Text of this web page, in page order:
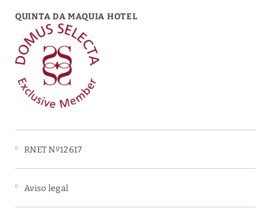
QUINTA DA MAQUIA HOTEL
RNET Nº12617
Aviso legal